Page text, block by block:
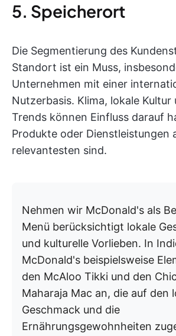
5. Speicherort
Die Segmentierung des
Standort ist ein Muss,
Unternehmen mit einer
Nutzerbasis. Klima, lokale Kultur
Trends können Einfluss darauf
Produkte oder Dienstleistungen
relevantesten sind.
Nehmen wir McDonald's als
Menü berücksichtigt lokale
und kulturelle Vorlieben. In
McDonald's beispielsweise
den McAloo Tikki und den
Maharaja Mac an, die auf den
Geschmack und die
Ernährungsgewohnheiten